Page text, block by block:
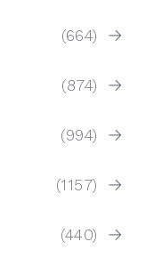
(664)
(874)
(994)
(1157)
(440)